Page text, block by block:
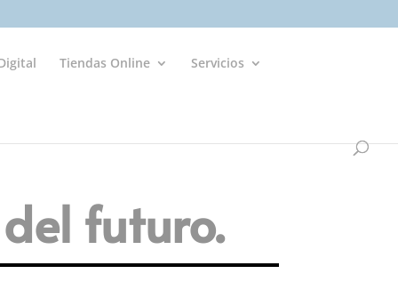
Tiendas Online Servicios
futuro.